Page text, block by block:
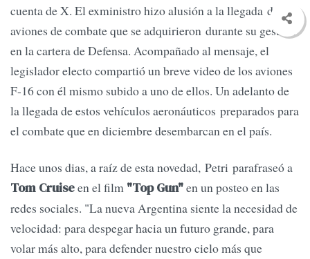
cuenta de X. El exministro hizo alusión a la llegada de los
aviones de combate que se adquirieron durante su gestión
en la cartera de Defensa. Acompañado al mensaje, el
legislador electo compartió un breve video de los aviones
F-16 con él mismo subido a uno de ellos. Un adelanto de
la llegada de estos vehículos aeronáuticos preparados para
el combate que en diciembre desembarcan en el país.
Hace unos dias, a raíz de esta novedad, Petri parafraseó a
Tom Cruiseen el film "Top Gun"en un posteo en las
redes sociales. "La nueva Argentina siente la necesidad de
velocidad: para despegar hacia un futuro grande, para
volar más alto, para defender nuestro cielo más que